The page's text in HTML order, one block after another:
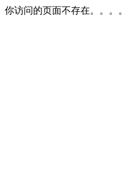
你访问的页面不存在。。。。